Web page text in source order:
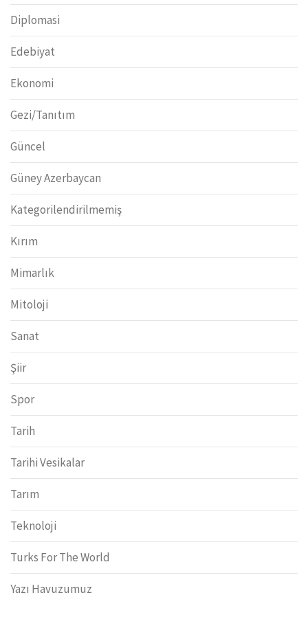
Diplomasi
Edebiyat
Ekonomi
Gezi/Tanıtım
Güncel
Güney Azerbaycan
Kategorilendirilmemiş
Kırım
Mimarlık
Mitoloji
Sanat
Şiir
Spor
Tarih
Tarihi Vesikalar
Tarım
Teknoloji
Turks For The World
Yazı Havuzumuz